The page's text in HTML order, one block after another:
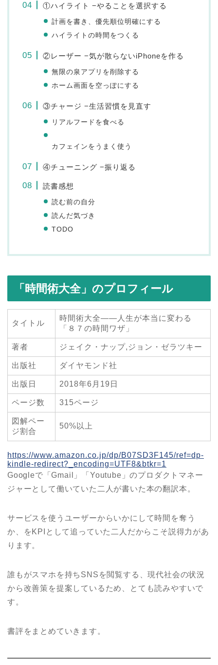
①ハイライト −やることを選択する
計画を書き、優先順位明確にする
ハイライトの時間をつくる
②レーザー −気が散らないiPhoneを作る
無限の泉アプリを削除する
ホーム画面を空っぽにする
③チャージ −生活習慣を見直す
リアルフードを食べる
カフェインをうまく使う
④チューニング −振り返る
読書感想
読む前の自分
読んだ気づき
TODO
「時間術大全」のプロフィール
タイトル
時間術大全――人生が本当に変わる
「８７の時間ワザ」
著者 ジェイク・ナップ,ジョン・ゼラツキー
出版社 ダイヤモンド社
出版日 2018年6月19日
ページ数 315ページ
図解ペー
ジ割合
50%以上
https://www.amazon.co.jp/dp/B07SD3F145/ref=dp-
kindle-redirect?_encoding=UTF8&btkr=1
Googleで「Gmail」「Youtube」のプロダクトマネー
ジャーとして働いていた二人が書いた本の翻訳本。
サービスを使うユーザーからいかにして時間を奪う
か、をKPIとして追っていた二人だからこそ説得力があ
ります。
誰もがスマホを持ちSNSを閲覧する、現代社会の状況
から改善策を提案しているため、とても読みやすいで
す。
書評をまとめていきます。